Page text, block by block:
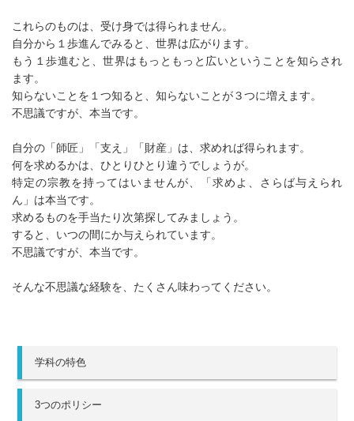
これらのものは、受け身では得られません。
自分から１歩進んでみると、世界は広がります。
もう１歩進むと、世界はもっともっと広いということを知らされ
ます。
知らないことを１つ知ると、知らないことが３つに増えます。
不思議ですが、本当です。
自分の「師匠」「支え」「財産」は、求めれば得られます。
何を求めるかは、ひとりひとり違うでしょうが。
特定の宗教を持ってはいませんが、「求めよ、さらば与えられ
ん」は本当です。
求めるものを手当たり次第探してみましょう。
すると、いつの間にか与えられています。
不思議ですが、本当です。
そんな不思議な経験を、たくさん味わってください。
学科の特色
3つのポリシー